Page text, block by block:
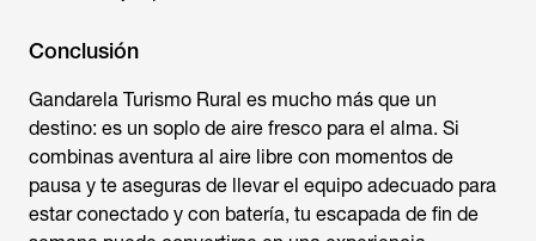
Conclusión
Gandarela Turismo Rural es mucho más que un
destino: es un soplo de aire fresco para el alma. Si
combinas aventura al aire libre con momentos de
pausa y te aseguras de llevar el equipo adecuado para
estar conectado y con batería, tu escapada de fin de